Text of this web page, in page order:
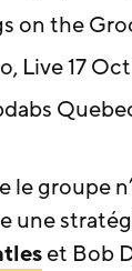
on the
Live 17 Oct
le groupe
une
et Bob